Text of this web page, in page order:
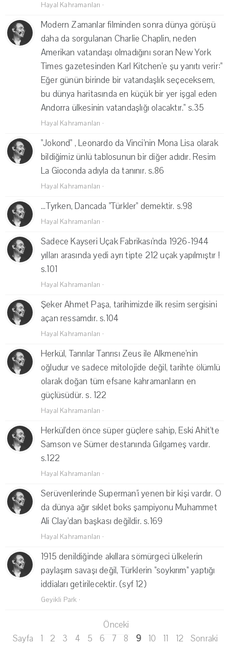
Hayal Kahramanları ·
Modern Zamanlar filminden sonra dünya görüşü
daha da sorgulanan Charlie Chaplin, neden
Amerikan vatandaşı olmadığını soran New York
Times gazetesinden Karl Kitchen'e şu yanıtı verir:"
Eğer günün birinde bir vatandaşlık seçeceksem,
bu dünya haritasında en küçük bir yer işgal eden
Andorra ülkesinin vatandaşlığı olacaktır." s.35
Hayal Kahramanları ·
"Jokond" , Leonardo da Vinci'nin Mona Lisa olarak
bildiğimiz ünlü tablosunun bir diğer adıdır. Resim
La Gioconda adıyla da tanınır. s.86
Hayal Kahramanları ·
...Tyrken, Dancada "Türkler" demektir. s.98
Hayal Kahramanları ·
Sadece Kayseri Uçak Fabrikası'nda 1926-1944
yılları arasında yedi ayrı tipte 212 uçak yapılmıştır !
s.101
Hayal Kahramanları ·
Şeker Ahmet Paşa, tarihimizde ilk resim sergisini
açan ressamdır. s.104
Hayal Kahramanları ·
Herkül, Tanrılar Tanrısı Zeus ile Alkmene'nin
oğludur ve sadece mitolojide değil, tarihte ölümlü
olarak doğan tüm efsane kahramanların en
güçlüsüdür. s. 122
Hayal Kahramanları ·
Herkül'den önce süper güçlere sahip, Eski Ahit'te
Samson ve Sümer destanında Gılgameş vardır.
s.122
Hayal Kahramanları ·
Serüvenlerinde Superman'i yenen bir kişi vardır. O
da dünya ağır sıklet boks şampiyonu Muhammet
Ali Clay'dan başkası değildir. s.169
Hayal Kahramanları ·
1915 denildiğinde akıllara sömürgeci ülkelerin
paylaşım savaşı değil, Türklerin ''soykırım'' yaptığı
iddiaları getirilecektir. (syf 12)
Geyikli Park ·
Önceki
Sayfa
1 2 3 4 5 6 7 8 9 10 11 12
Sonraki